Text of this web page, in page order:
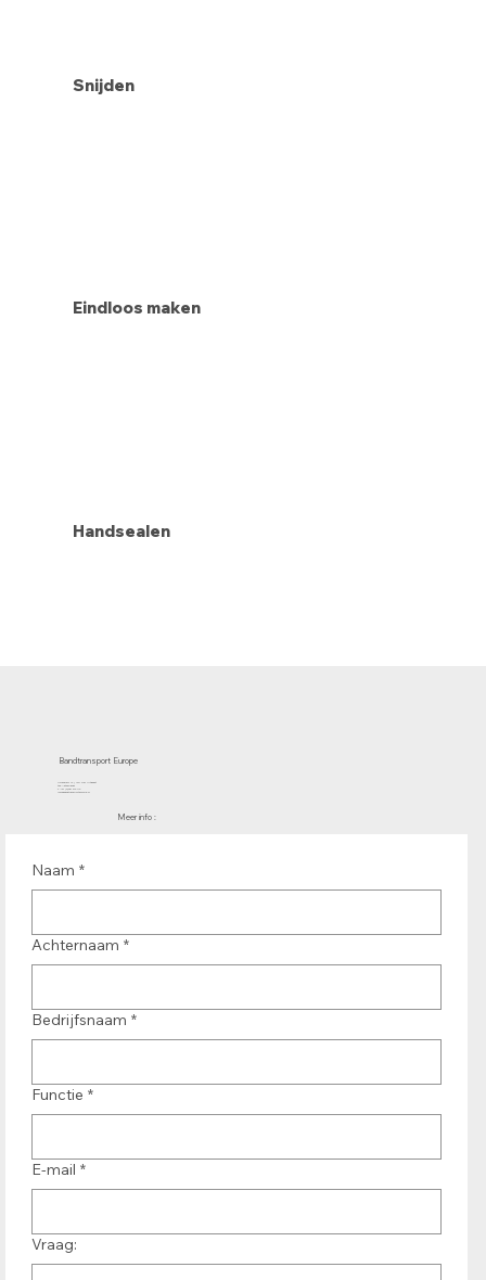
Snijden
Eindloos maken
Handsealen
Bandtransport Europe
Molenwerf 12 | 1911 DB Uitgeest
the Netherlands
T.:+31 (0)251 319 119
info@bandtransporteurope.nl
Meer info :
Naam *
Achternaam *
Bedrijfsnaam *
Functie *
E-mail *
Vraag: